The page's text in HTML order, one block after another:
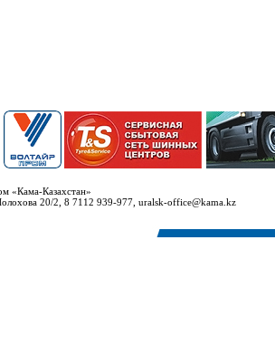
«Кама-Казахстан»
20/2, 8 7112 939-977, uralsk-office@kama.kz